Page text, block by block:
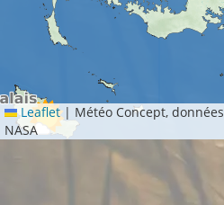
14°C
Leaflet | Météo Concept,
NASA